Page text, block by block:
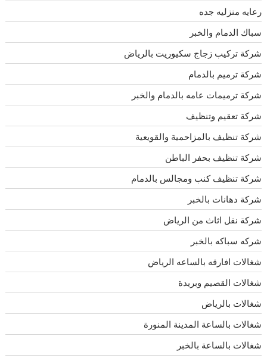
رعايه منزليه جده
سباك الدمام والخبر
شركة تركيب زجاج سكيوريت بالرياض
شركة ترميم بالدمام
شركة ترميمات عامه بالدمام والخبر
شركة تعقيم وتنظيف
شركة تنظيف بالمزاحمية والقويعية
شركة تنظيف بحفر الباطن
شركة تنظيف كنب ومجالس بالدمام
شركة دهانات بالخبر
شركة نقل اثاث من الرياض
شركه سباكه بالخبر
شغالات افارقه بالساعه الرياض
شغالات القصيم وبريدة
شغالات بالرياض
شغالات بالساعة المدينة المنورة
شغالات بالساعة بالخبر